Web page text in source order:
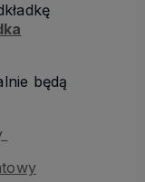
będą